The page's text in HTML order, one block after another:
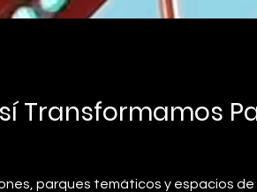
Transformamos
parques temáticos y espacios de